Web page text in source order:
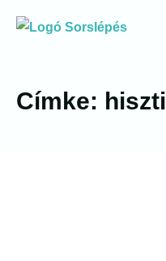
Címke: hiszti